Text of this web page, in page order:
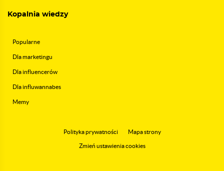
Kopalnia wiedzy
Popularne
Dla marketingu
Dla influencerów
Dla influwannabes
Memy
Polityka prywatności Mapa strony
Zmień ustawienia cookies